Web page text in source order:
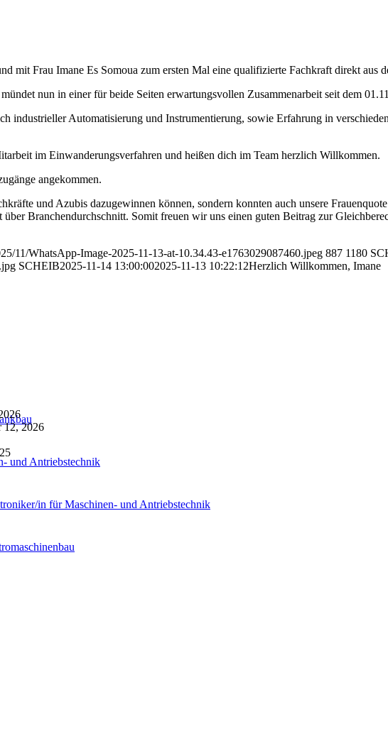
und Antriebstechnik
in für Maschinen- und Antriebstechnik
mit Frau Imane Es Somoua zum ersten Mal eine qualifizierte Fachkraft direkt aus
nun in einer für beide Seiten erwartungsvollen Zusammenarbeit seit dem
industrieller Automatisierung und Instrumentierung, sowie Erfahrung in
im Einwanderungsverfahren und heißen dich im Team herzlich Willkommen.
angekommen.
und Azubis dazugewinnen können, sondern konnten auch unsere
Branchendurchschnitt. Somit freuen wir uns einen guten Beitrag zur
11/WhatsApp-Image-2025-11-13-at-10.34.43-e1763029087460.jpeg 887 1180
SCHEIB2025-11-14 13:00:002025-11-13 10:22:12Herzlich Willkommen, Imane
12, 2026